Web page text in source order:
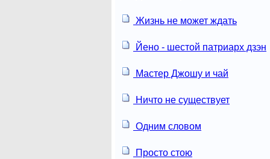
Жизнь не может ждать
Йено - шестой патриарх дзэн
Мастер Джошу и чай
Ничто не существует
Одним словом
Просто стою